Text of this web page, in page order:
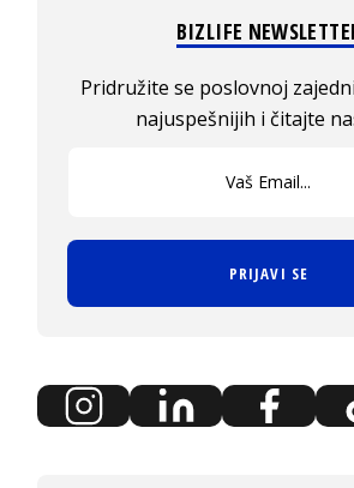
BIZLIFE
Pridružite se poslovnoj
najuspešnijih i čitajte
PRIJAVI SE